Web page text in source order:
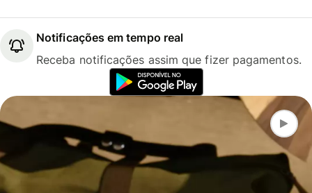
Notificações em tempo real
Receba notificações assim que fizer pagamentos.